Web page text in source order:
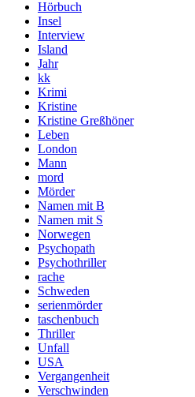
Hörbuch
Insel
Interview
Island
Jahr
kk
Krimi
Kristine
Kristine Greßhöner
Leben
London
Mann
mord
Mörder
Namen mit B
Namen mit S
Norwegen
Psychopath
Psychothriller
rache
Schweden
serienmörder
taschenbuch
Thriller
Unfall
USA
Vergangenheit
Verschwinden